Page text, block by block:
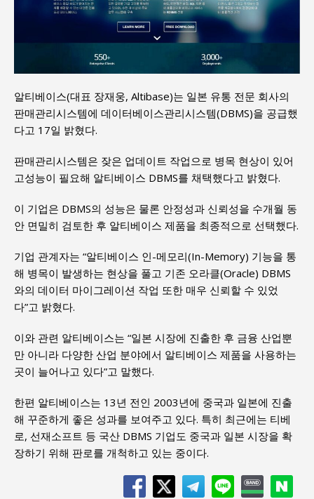
알티베이스(대표 장재웅, Altibase)는 일본 유통 전문 회사의
판매관리시스템에 데이터베이스관리시스템(DBMS)을 공급했
다고 17일 밝혔다.
판매관리시스템은 잦은 업데이트 작업으로 병목 현상이 있어
고성능이 필요해 알티베이스 DBMS를 채택했다고 밝혔다.
이 기업은 DBMS의 성능은 물론 안정성과 신뢰성을 수개월 동
안 면밀히 검토한 후 알티베이스 제품을 최종적으로 선택했다.
기업 관계자는 “알티베이스 인-메모리(In-Memory) 기능을 통
해 병목이 발생하는 현상을 풀고 기존 오라클(Oracle) DBMS
와의 데이터 마이그레이션 작업 또한 매우 신뢰할 수 있었
다”고 밝혔다.
이와 관련 알티베이스는 “일본 시장에 진출한 후 금융 산업뿐
만 아니라 다양한 산업 분야에서 알티베이스 제품을 사용하는
곳이 늘어나고 있다”고 말했다.
한편 알티베이스는 13년 전인 2003년에 중국과 일본에 진출
해 꾸준하게 좋은 성과를 보여주고 있다. 특히 최근에는 티베
로, 선재소프트 등 국산 DBMS 기업도 중국과 일본 시장을 확
장하기 위해 판로를 개척하고 있는 중이다.